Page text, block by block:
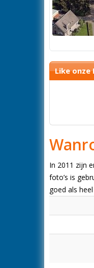
Like onze
In 2011 zijn
foto’s is
goed als